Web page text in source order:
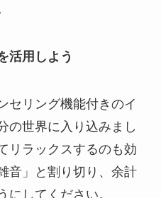
活用しよう
セリング機能付きのイ
の世界に入り込みまし
リラックスするのも効
音」と割り切り、余計
にしてください。